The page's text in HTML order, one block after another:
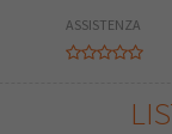
ASSISTENZA